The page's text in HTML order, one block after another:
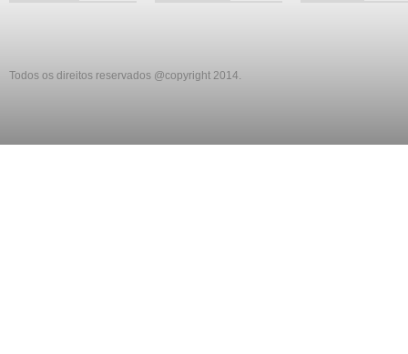
Todos os direitos reservados @copyright 2014.